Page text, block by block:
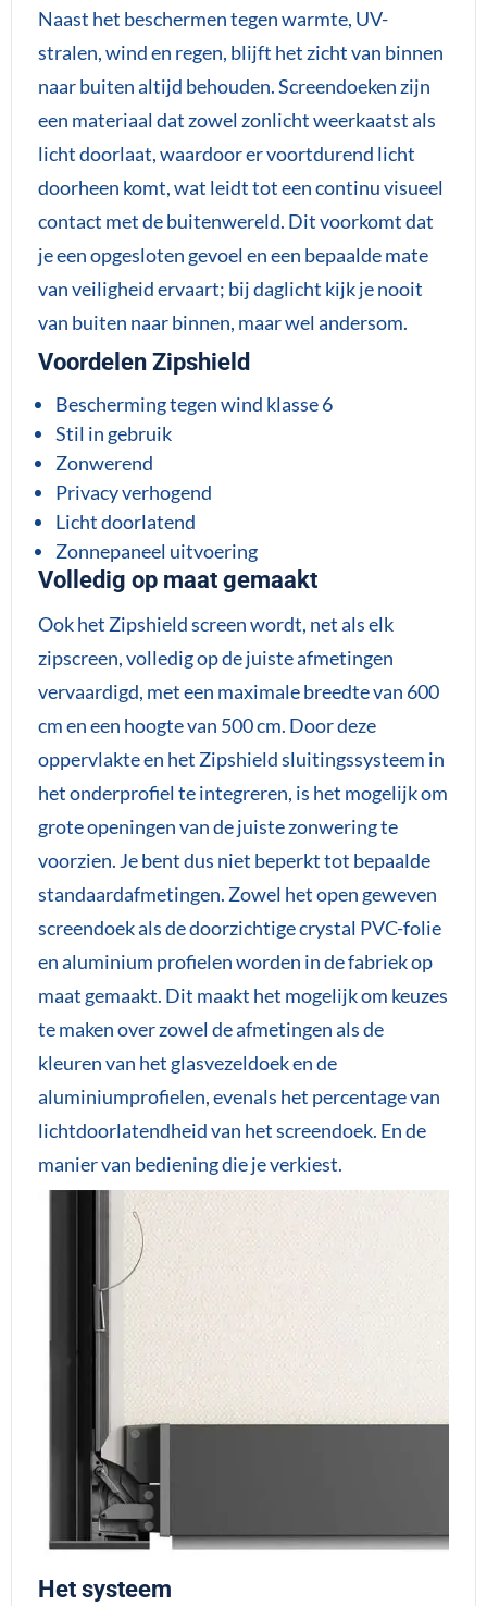
Naast het beschermen tegen warmte, UV-
stralen, wind en regen, blijft het zicht van binnen
naar buiten altijd behouden. Screendoeken zijn
een materiaal dat zowel zonlicht weerkaatst als
licht doorlaat, waardoor er voortdurend licht
doorheen komt, wat leidt tot een continu visueel
contact met de buitenwereld. Dit voorkomt dat
je een opgesloten gevoel en een bepaalde mate
van veiligheid ervaart; bij daglicht kijk je nooit
van buiten naar binnen, maar wel andersom.
Voordelen Zipshield
Bescherming tegen wind klasse 6
Stil in gebruik
Zonwerend
Privacy verhogend
Licht doorlatend
Zonnepaneel uitvoering
Volledig op maat gemaakt
Ook het Zipshield screen wordt, net als elk
zipscreen, volledig op de juiste afmetingen
vervaardigd, met een maximale breedte van 600
cm en een hoogte van 500 cm. Door deze
oppervlakte en het Zipshield sluitingssysteem in
het onderprofiel te integreren, is het mogelijk om
grote openingen van de juiste zonwering te
voorzien. Je bent dus niet beperkt tot bepaalde
standaardafmetingen. Zowel het open geweven
screendoek als de doorzichtige crystal PVC-folie
en aluminium profielen worden in de fabriek op
maat gemaakt. Dit maakt het mogelijk om keuzes
te maken over zowel de afmetingen als de
kleuren van het glasvezeldoek en de
aluminiumprofielen, evenals het percentage van
lichtdoorlatendheid van het screendoek. En de
manier van bediening die je verkiest.
Het systeem